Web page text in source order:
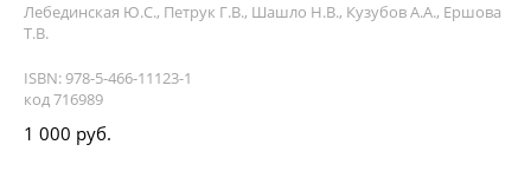
Лебединская Ю.С., Петрук Г.В., Шашло Н.В., Кузубов А.А., Ершова
Т.В.
ISBN: 978-5-466-11123-1
код 716989
1 000 руб.